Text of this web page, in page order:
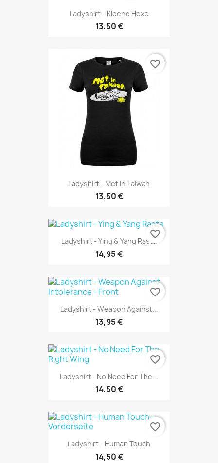
Ladyshirt - Kleene Hexe
13,50 €
Ladyshirt - Met In Taiwan
13,50 €
favorite_border
Ladyshirt - Ying & Yang Rasta
14,95 €
favorite_border
Ladyshirt - Weapon Against...
13,95 €
favorite_border
Ladyshirt - No Need For The...
14,50 €
favorite_border
Ladyshirt - Human Touch
14,50 €
favorite_border